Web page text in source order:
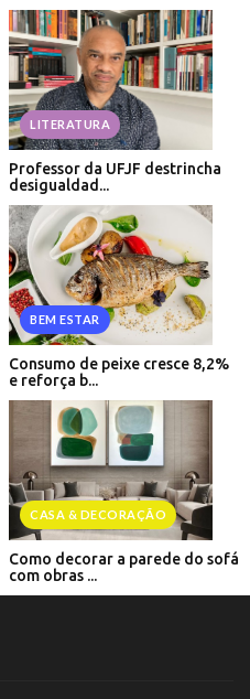
LITERATURA
Professor da UFJF destrincha
desigualdad...
BEM ESTAR
Consumo de peixe cresce 8,2%
e reforça b...
CASA & DECORAÇÃO
Como decorar a parede do sofá
com obras ...